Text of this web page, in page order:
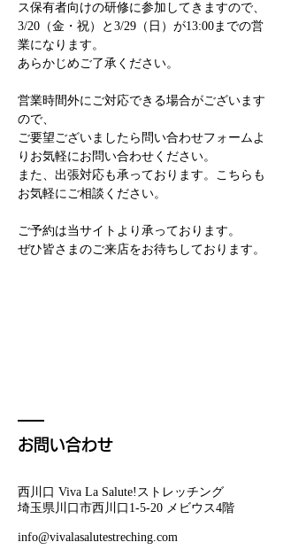
ス保有者向けの研修に参加してきますので、
3/20（金・祝）と3/29（日）が13:00までの営
業になります。
あらかじめご了承ください。
営業時間外にご対応できる場合がございます
ので、
ご要望ございましたら問い合わせフォームよ
りお気軽にお問い合わせください。
また、出張対応も承っております。こちらも
お気軽にご相談ください。
ご予約は当サイトより承っております。
ぜひ皆さまのご来店をお待ちしております。
お問い合わせ
西川口 Viva La Salute!ストレッチング
埼玉県川口市西川口1-5-20 メビウス4階
info@vivalasalutestreching.com